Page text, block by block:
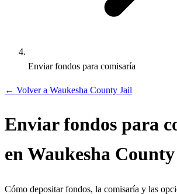
Enviar fondos para comisaría
← Volver a Waukesha County Jail
Enviar fondos para
en Waukesha
Cómo depositar fondos, la comisaría y las